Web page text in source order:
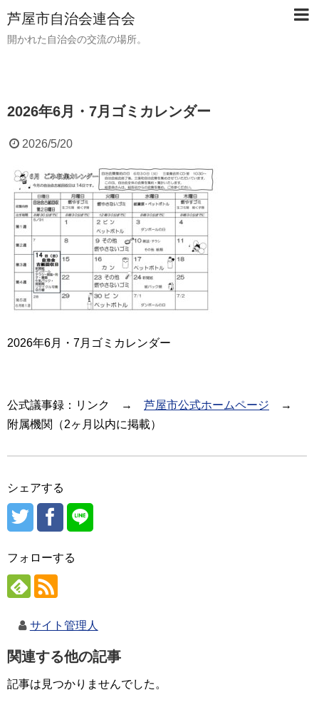
芦屋市自治会連合会
開かれた自治会の交流の場所。
2026年6月・7月ゴミカレンダー
2026/5/20
2026年6月・7月ゴミカレンダー
公式議事録：リンク → 芦屋市公式ホームページ →
附属機関（2ヶ月以内に掲載）
シェアする
フォローする
サイト管理人
関連する他の記事
記事は見つかりませんでした。